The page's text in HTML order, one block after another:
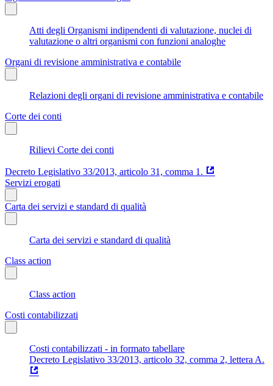
Atti degli Organismi indipendenti di valutazione, nuclei di
valutazione o altri organismi con funzioni analoghe
Organi di revisione amministrativa e contabile
Relazioni degli organi di revisione amministrativa e contabile
Corte dei conti
Rilievi Corte dei conti
Decreto Legislativo 33/2013, articolo 31, comma 1.
Servizi erogati
Carta dei servizi e standard di qualità
Carta dei servizi e standard di qualità
Class action
Class action
Costi contabilizzati
Costi contabilizzati - in formato tabellare
Decreto Legislativo 33/2013, articolo 32, comma 2, lettera A.